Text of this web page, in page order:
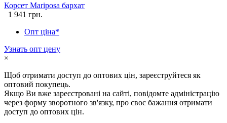
Корсет Mariposa бархат
1 941 грн.
Опт ціна*
Узнать опт цену
×
Щоб отримати доступ до оптових цін, зареєструйтеся як
оптовий покупець.
Якщо Ви вже зареєстровані на сайті, повідомте адміністрацію
через форму зворотного зв'язку, про своє бажання отримати
доступ до оптових цін.